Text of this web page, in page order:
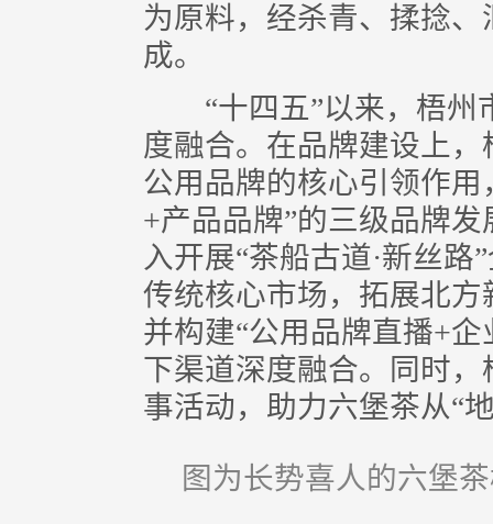
为原料，经杀青、揉捻
成。
“十四五”以来，梧州
度融合。在品牌建设上
公用品牌的核心引领作
+产品品牌”的三级品牌
入开展“茶船古道·新丝
传统核心市场，拓展北
并构建“公用品牌直播+
下渠道深度融合。同时
事活动，助力六堡茶从“
图为长势喜人的六堡